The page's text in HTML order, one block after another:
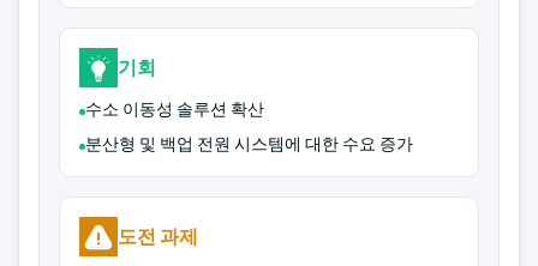
기회
수소 이동성 솔루션 확산
분산형 및 백업 전원 시스템에 대한 수요 증가
도전 과제